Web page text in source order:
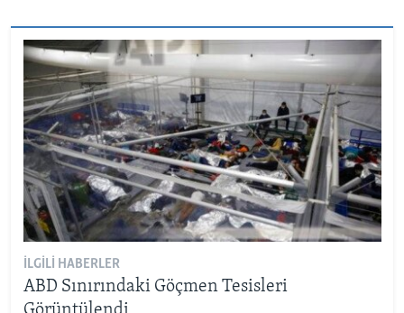
İLGILI HABERLER
ABD Sınırındaki Göçmen Tesisleri